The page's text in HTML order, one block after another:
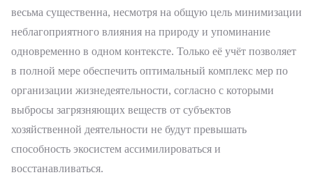
весьма существенна, несмотря на общую цель минимизации
неблагоприятного влияния на природу и упоминание
одновременно в одном контексте. Только её учёт позволяет
в полной мере обеспечить оптимальный комплекс мер по
организации жизнедеятельности, согласно с которыми
выбросы загрязняющих веществ от субъектов
хозяйственной деятельности не будут превышать
способность экосистем ассимилироваться и
восстанавливаться.